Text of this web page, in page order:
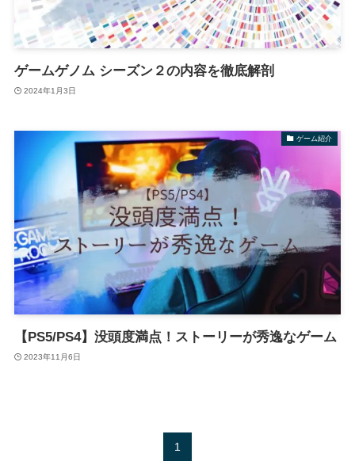
ゲームゲノム シーズン２の内容を徹底解剖
2024年1月3日
ゲーム紹介
【PS5/PS4】没頭度満点！ストーリーが秀逸なゲーム
2023年11月6日
1